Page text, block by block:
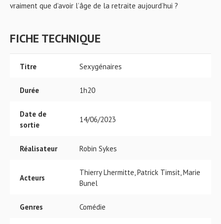
vraiment que d’avoir l’âge de la retraite aujourd’hui ?
FICHE TECHNIQUE
Titre Sexygénaires
Durée 1h20
Date de
sortie
14/06/2023
Réalisateur Robin Sykes
Acteurs
Thierry Lhermitte, Patrick Timsit, Marie
Bunel
Genres Comédie